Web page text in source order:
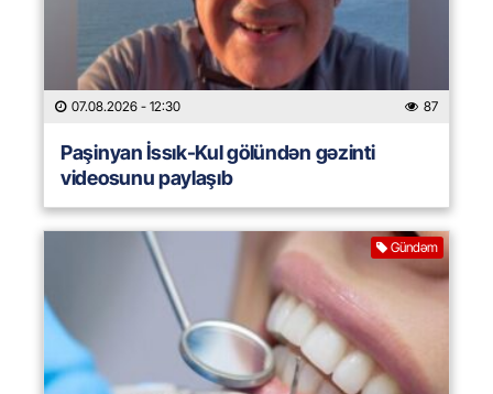
07.08.2026 - 12:30 87
Paşinyan İssık-Kul gölündən gəzinti
videosunu paylaşıb
Gündəm